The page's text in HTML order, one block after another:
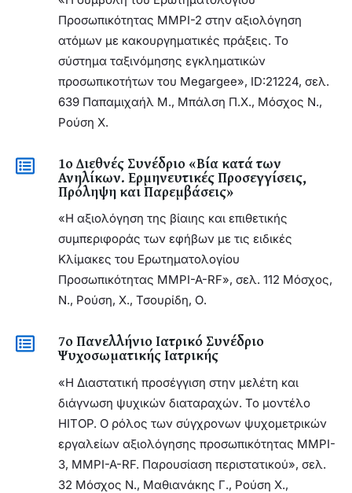
Προσωπικότητας ΜΜΡΙ-2 στην αξιολόγηση
ατόμων με κακουργηματικές πράξεις. Το
σύστημα ταξινόμησης εγκληματικών
προσωπικοτήτων του Megargee», ID:21224, σελ.
639 Παπαμιχαήλ Μ., Μπάλση Π.Χ., Μόσχος Ν.,
Ρούση Χ.
1ο Διεθνές Συνέδριο «Βία κατά των
Ανηλίκων. Ερμηνευτικές Προσεγγίσεις,
Πρόληψη και Παρεμβάσεις»
«Η αξιολόγηση της βίαιης και επιθετικής
συμπεριφοράς των εφήβων με τις ειδικές
Κλίμακες του Ερωτηματολογίου
Προσωπικότητας MMPI-A-RF», σελ. 112 Μόσχος,
Ν., Ρούση, Χ., Τσουρίδη, Ο.
7ο Πανελλήνιο Ιατρικό Συνέδριο
Ψυχοσωματικής Ιατρικής
«Η Διαστατική προσέγγιση στην μελέτη και
διάγνωση ψυχικών διαταραχών. Το μοντέλο
HITOP. Ο ρόλος των σύγχρονων ψυχομετρικών
εργαλείων αξιολόγησης προσωπικότητας MMPI-
3, MMPI-A-RF. Παρουσίαση περιστατικού», σελ.
32 Μόσχος Ν., Μαθιανάκης Γ., Ρούση Χ.,